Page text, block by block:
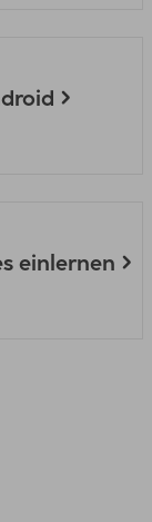
einlernen